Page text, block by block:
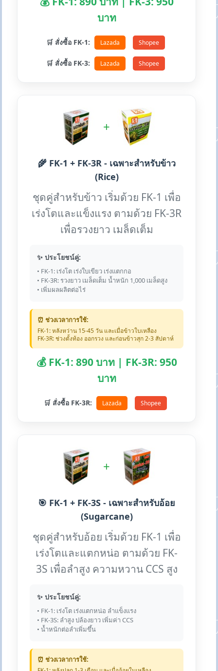
บาท
🛒 สั่งซื้อ FK-1: Lazada Shopee
🛒 สั่งซื้อ FK-3: Lazada Shopee
+
🌾 FK-1 + FK-3R - เฉพาะสำหรับข้าว
(Rice)
ชุดคู่สำหรับข้าว เริ่มด้วย FK-1 เพื่อ
เร่งโตและแข็งแรง ตามด้วย FK-3R
เพื่อรวงยาว เมล็ดเต็ม
✨ ประโยชน์คู่:
• FK-1: เร่งโต เร่งใบเขียว เร่งแตกกอ
• FK-3R: รวงยาว เมล็ดเต็ม น้ำหนัก 1,000 เมล็ดสูง
• เพิ่มผลผลิตต่อไร่
⏰ ช่วงเวลาการใช้:
FK-1: หลังหว่าน 15-45 วัน และเมื่อข้าวใบเหลือง
FK-3R: ช่วงตั้งท้อง ออกรวง และก่อนข้าวสุก 2-3 สัปดาห์
💰 FK-1: 890 บาท | FK-3R: 950
บาท
🛒 สั่งซื้อ FK-3R: Lazada Shopee
+
🎯 FK-1 + FK-3S - เฉพาะสำหรับอ้อย
(Sugarcane)
ชุดคู่สำหรับอ้อย เริ่มด้วย FK-1 เพื่อ
เร่งโตและแตกหน่อ ตามด้วย FK-
3S เพื่อลำสูง ความหวาน CCS สูง
✨ ประโยชน์คู่:
• FK-1: เร่งโต เร่งแตกหน่อ ลำแข็งแรง
• FK-3S: ลำสูง ปล้องยาว เพิ่มค่า CCS
• น้ำหนักต่อลำเพิ่มขึ้น
⏰ ช่วงเวลาการใช้: